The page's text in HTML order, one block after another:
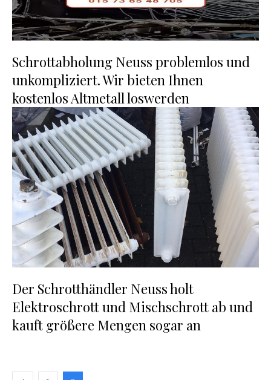
Schrottabholung Neuss problemlos und
unkompliziert. Wir bieten Ihnen
kostenlos Altmetall loswerden
Der Schrotthändler Neuss holt
Elektroschrott und Mischschrott ab und
kauft größere Mengen sogar an